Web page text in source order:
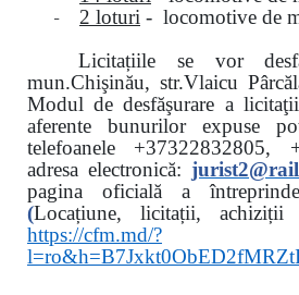
- 2 loturi - locomotive de
Licitațiile se vor
mun.Chişinău, str.Vlaicu
Modul de desfăşurare a
aferente bunurilor expuse
telefoanele +37322832805,
adresa electronică:
pagina oficială a
(Locațiune, licitații,
https://cfm.md/?